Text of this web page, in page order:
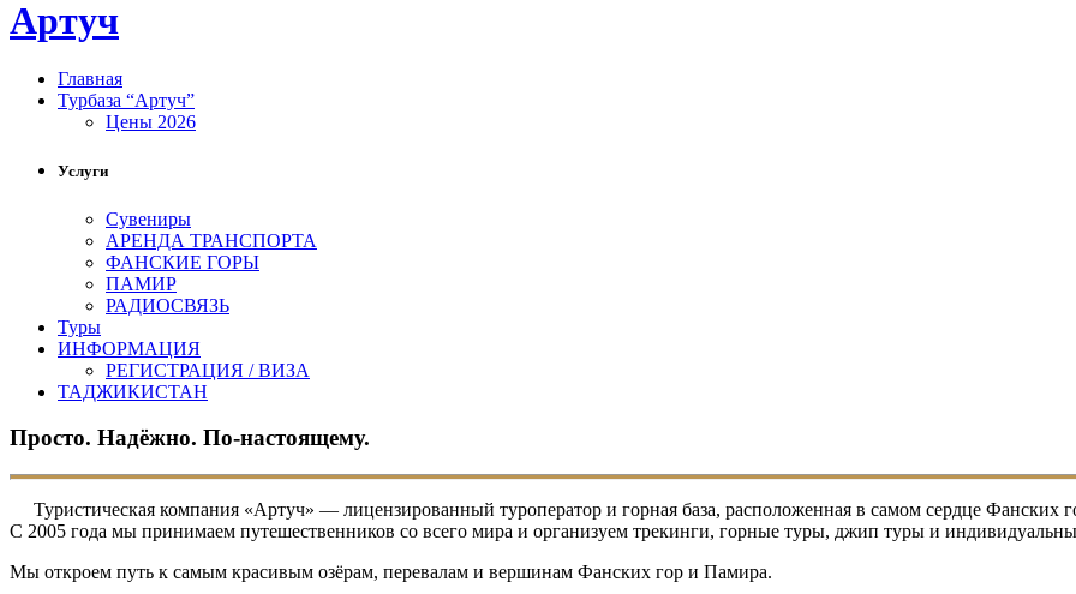
Главная
Турбаза “Артуч”
Цены 2026
Услуги
Сувениры
АРЕНДА ТРАНСПОРТА
ФАНСКИЕ ГОРЫ
ПАМИР
РАДИОСВЯЗЬ
Туры
ИНФОРМАЦИЯ
РЕГИСТРАЦИЯ / ВИЗА
ТАДЖИКИСТАН
Просто. Надёжно. По-настоящему.
Туристическая компания «Артуч» — лицензированный туроператор и горная база, расположенная в самом сердце Фанских
С 2005 года мы принимаем путешественников со всего мира и организуем трекинги, горные туры, джип туры и
Мы откроем путь к самым красивым озёрам, перевалам и вершинам Фанских гор и Памира.